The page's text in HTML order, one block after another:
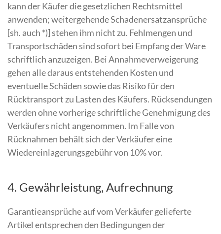
kann der Käufer die gesetzlichen Rechtsmittel
anwenden; weitergehende Schadenersatzansprüche
[sh. auch *)] stehen ihm nicht zu. Fehlmengen und
Transportschäden sind sofort bei Empfang der Ware
schriftlich anzuzeigen. Bei Annahmeverweigerung
gehen alle daraus entstehenden Kosten und
eventuelle Schäden sowie das Risiko für den
Rücktransport zu Lasten des Käufers. Rücksendungen
werden ohne vorherige schriftliche Genehmigung des
Verkäufers nicht angenommen. Im Falle von
Rücknahmen behält sich der Verkäufer eine
Wiedereinlagerungsgebühr von 10% vor.
4. Gewährleistung, Aufrechnung
Garantieansprüche auf vom Verkäufer gelieferte
Artikel entsprechen den Bedingungen der